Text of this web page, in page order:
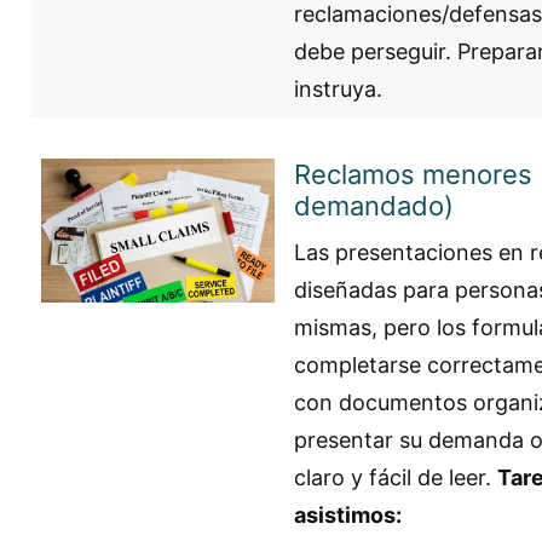
reclamaciones/
debe perseguir.
instruya.
Reclamos
demandado)
Las presentaciones en
diseñadas para
mismas, pero los
completarse
con documentos
presentar su demanda
claro y fácil de leer.
asistimos: